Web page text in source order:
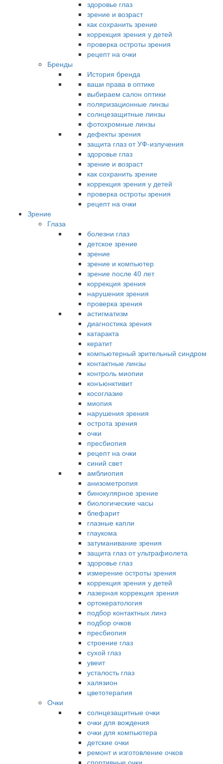
здоровье глаз
зрение и возраст
как сохранить зрение
коррекция зрения у детей
проверка остроты зрения
рецепт на очки
Бренды
История бренда
ваши права в оптике
выбираем салон оптики
поляризационные линзы
солнцезащитные линзы
фотохромные линзы
дефекты зрения
защита глаз от УФ-излучения
здоровье глаз
зрение и возраст
как сохранить зрение
коррекция зрения у детей
проверка остроты зрения
рецепт на очки
Зрение
Глаза
болезни глаз
детское зрение
зрение
зрение и компьютер
зрение после 40 лет
коррекция зрения
нарушения зрения
проверка зрения
астигматизм
диагностика зрения
катаракта
кератит
компьютерный зрительный синдром
контактные линзы
контроль миопии
конъюнктивит
косоглазие
миопия
нарушения зрения
острота зрения
очки
пресбиопия
рецепт на очки
синий свет
амблиопия
анизометропия
бинокулярное зрение
биологические часы
блефарит
глазные капли
глаукома
затуманивание зрения
защита глаз от ультрафиолета
здоровье глаз
измерение остроты зрения
коррекция зрения у детей
лазерная коррекция зрения
ортокератология
подбор контактных линз
подбор очков
пресбиопия
строение глаз
сухой глаз
увеит
усталость глаз
халязион
цветотерапия
Очки
солнцезащитные очки
очки для вождения
очки для компьютера
детские очки
ремонт и изготовление очков